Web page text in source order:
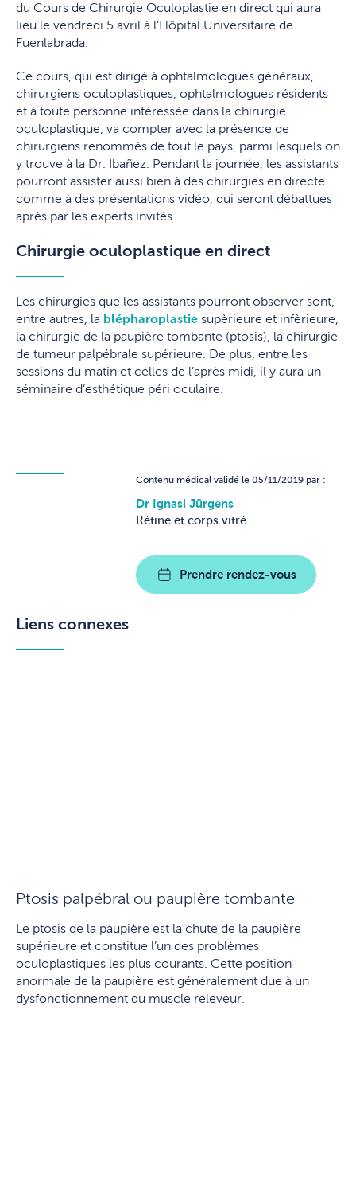
du Cours de Chirurgie Oculoplastie en direct qui aura
lieu le vendredi 5 avril à l’Hôpital Universitaire de
Fuenlabrada.
Ce cours, qui est dirigé à ophtalmologues généraux,
chirurgiens oculoplastiques, ophtalmologues résidents
et à toute personne intéressée dans la chirurgie
oculoplastique, va compter avec la présence de
chirurgiens renommés de tout le pays, parmi lesquels on
y trouve à la Dr. Ibañez. Pendant la journée, les assistants
pourront assister aussi bien à des chirurgies en directe
comme à des présentations vidéo, qui seront débattues
après par les experts invités.
Chirurgie oculoplastique en direct
Les chirurgies que les assistants pourront observer sont,
entre autres, la blépharoplastie supèrieure et infèrieure,
la chirurgie de la paupière tombante (ptosis), la chirurgie
de tumeur palpébrale supérieure. De plus, entre les
sessions du matin et celles de l’après midi, il y aura un
séminaire d’esthétique péri oculaire.
Contenu médical validé le 05/11/2019 par :
Dr Ignasi Jürgens
Rétine et corps vitré
Prendre rendez-vous
Liens connexes
Ptosis palpébral ou paupière tombante
Le ptosis de la paupière est la chute de la paupière
supérieure et constitue l’un des problèmes
oculoplastiques les plus courants. Cette position
anormale de la paupière est généralement due à un
dysfonctionnement du muscle releveur.